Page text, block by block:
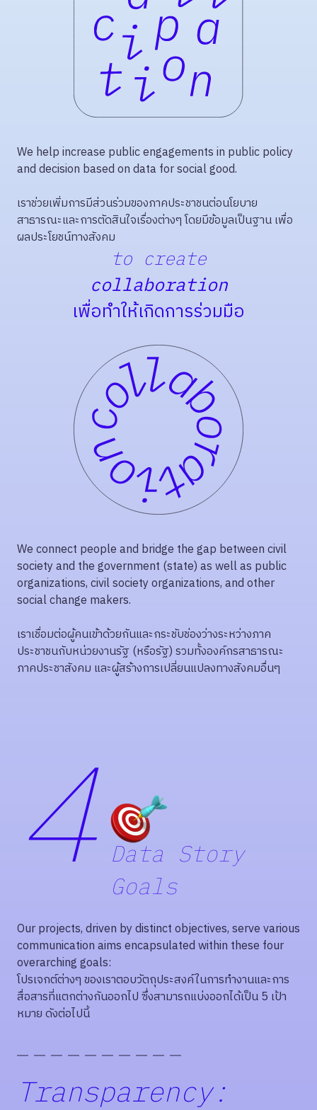
We help increase public engagements in public policy
and decision based on data for social good.
เราช่วยเพิ่มการมีส่วนร่วมของภาคประชาชนต่อนโยบาย
สาธารณะและการตัดสินใจเรื่องต่างๆ โดยมีข้อมูลเป็นฐาน เพื่อ
ผลประโยชน์ทางสังคม
to create
collaboration
เพื่อทำให้เกิดการร่วมมือ
We connect people and bridge the gap between civil
society and the government (state) as well as public
organizations, civil society organizations, and other
social change makers.
เราเชื่อมต่อผู้คนเข้าด้วยกันและกระชับช่องว่างระหว่างภาค
ประชาชนกับหน่วยงานรัฐ (หรือรัฐ) รวมทั้งองค์กรสาธารณะ
ภาคประชาสังคม และผู้สร้างการเปลี่ยนแปลงทางสังคมอื่นๆ
4 Data Story
Goals
Our projects, driven by distinct objectives, serve various
communication aims encapsulated within these four
overarching goals:
โปรเจกต์ต่างๆ ของเราตอบวัตถุประสงค์ในการทำงานและการ
สื่อสารที่แตกต่างกันออกไป ซึ่งสามารถแบ่งออกได้เป็น 5 เป้า
หมาย ดังต่อไปนี้
Transparency: